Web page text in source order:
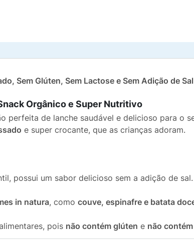
Sem Glúten, Sem Lactose e Sem Adição de Sal
Orgânico e Super Nutritivo
perfeita de lanche saudável e delicioso para o
e super crocante, que as crianças adoram.
possui um sabor delicioso sem a adição de sal.
in natura, como couve, espinafre e batata
pois não contém glúten e não